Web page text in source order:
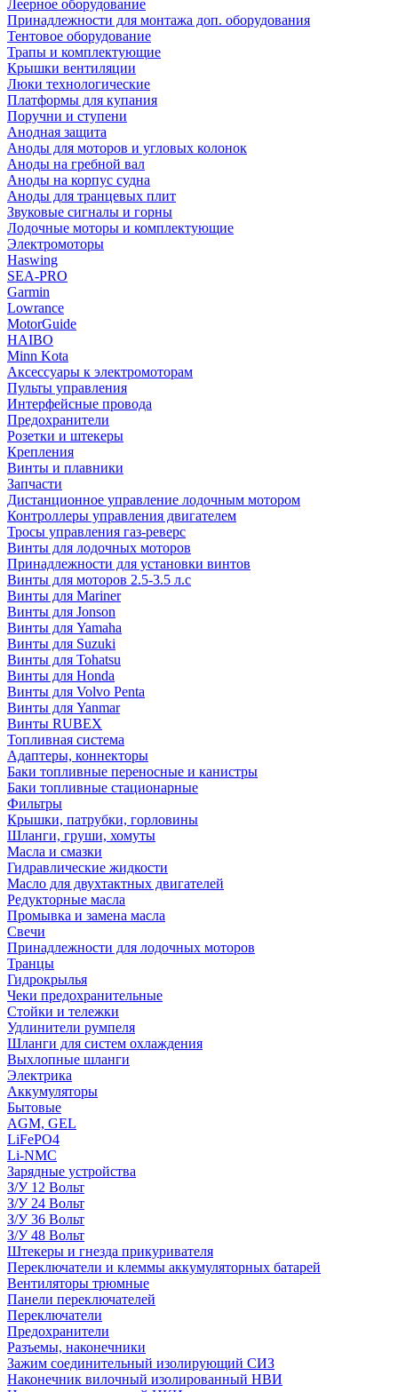
Леерное оборудование
Принадлежности для монтажа доп. оборудования
Тентовое оборудование
Трапы и комплектующие
Крышки вентиляции
Люки технологические
Платформы для купания
Поручни и ступени
Анодная защита
Аноды для моторов и угловых колонок
Аноды на гребной вал
Аноды на корпус судна
Аноды для транцевых плит
Звуковые сигналы и горны
Лодочные моторы и комплектующие
Электромоторы
Haswing
SEA-PRO
Garmin
Lowrance
MotorGuide
HAIBO
Minn Kota
Аксессуары к электромоторам
Пульты управления
Интерфейсные провода
Предохранители
Розетки и штекеры
Крепления
Винты и плавники
Запчасти
Дистанционное управление лодочным мотором
Контроллеры управления двигателем
Тросы управления газ-реверс
Винты для лодочных моторов
Принадлежности для установки винтов
Винты для моторов 2.5-3.5 л.с
Винты для Mariner
Винты для Jonson
Винты для Yamaha
Винты для Suzuki
Винты для Tohatsu
Винты для Honda
Винты для Volvo Penta
Винты для Yanmar
Винты RUBEX
Топливная система
Адаптеры, коннекторы
Баки топливные переносные и канистры
Баки топливные стационарные
Фильтры
Крышки, патрубки, горловины
Шланги, груши, хомуты
Масла и смазки
Гидравлические жидкости
Масло для двухтактных двигателей
Редукторные масла
Промывка и замена масла
Свечи
Принадлежности для лодочных моторов
Транцы
Гидрокрылья
Чеки предохранительные
Стойки и тележки
Удлинители румпеля
Шланги для систем охлаждения
Выхлопные шланги
Электрика
Аккумуляторы
Бытовые
AGM, GEL
LiFePO4
Li-NMC
Зарядные устройства
З/У 12 Вольт
З/У 24 Вольт
З/У 36 Вольт
З/У 48 Вольт
Штекеры и гнезда прикуривателя
Переключатели и клеммы аккумуляторных батарей
Вентиляторы трюмные
Панели переключателей
Переключатели
Предохранители
Разъемы, наконечники
Зажим соединительный изолирующий СИЗ
Наконечник вилочный изолированный НВИ